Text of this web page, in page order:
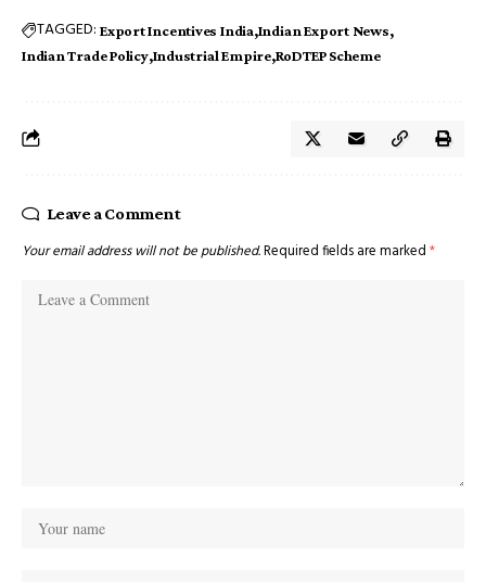
TAGGED: Export Incentives India Indian Export News
Indian Trade Policy Industrial Empire RoDTEP Scheme
Leave a Comment
Your email address will not be published.Required fields are marked *